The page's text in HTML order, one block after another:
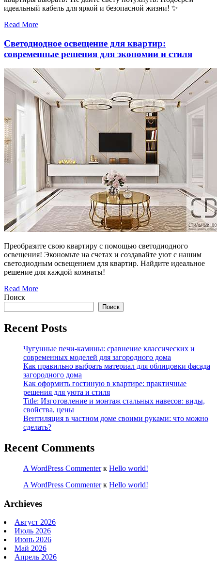
идеальный кабель для яркой и безопасной жизни! ✨
Read More
Светодиодное освещение для квартир:
современные решения для экономии и стиля
Преобразите свою квартиру с помощью светодиодного
освещения! Экономьте на счетах и создавайте уют с нашим
светодиодным освещением для квартир. Найдите идеальное
решение для каждой комнаты!
Read More
Поиск
Поиск
Recent Posts
Чугунные печи-камины: сравнение классических и
современных моделей для загородного дома
Как правильно выбрать материал для облицовки фасада
загородного дома
Как оформить гостиную в квартире: практичные
решения для уюта и стиля
Title: Изготовление и монтаж стальных навесов: виды,
свойства, цены
Вентиляция в частном доме своими руками: что можно
сделать?
Recent Comments
A WordPress Commenterк Hello world!
A WordPress Commenterк Hello world!
Archieves
Август 2026
Июль 2026
Июнь 2026
Май 2026
Апрель 2026